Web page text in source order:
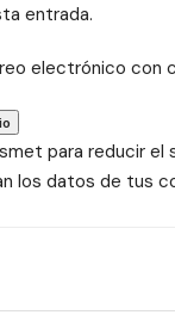
entrada.
electrónico con
para reducir el
los datos de tus